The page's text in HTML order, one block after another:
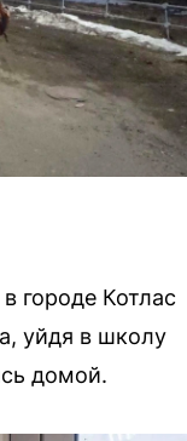
городе Котлас
уйдя в школу
домой.